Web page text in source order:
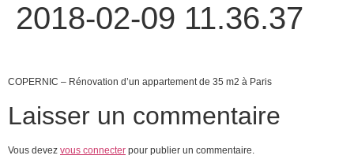
2018-02-09 11.36.37
COPERNIC – Rénovation d’un appartement de 35 m2 à Paris
Laisser un commentaire
Vous devez vous connecter pour publier un commentaire.